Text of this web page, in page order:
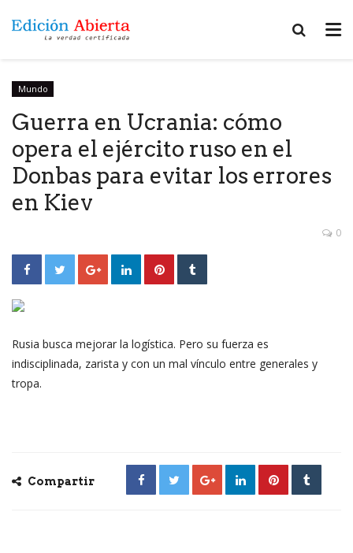
Mundo
Guerra en Ucrania: cómo
opera el ejército ruso en el
Donbas para evitar los errores
en Kiev
0
Rusia busca mejorar la logística. Pero su fuerza es
indisciplinada, zarista y con un mal vínculo entre generales y
tropa.
Compartir